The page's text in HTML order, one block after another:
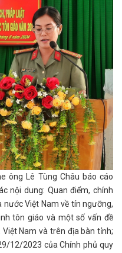
ông Lê Tùng Châu báo cáo
nội dung: Quan điểm, chính
Việt Nam về tín ngưỡng,
tôn giáo và một số vấn đề
Nam và trên địa bàn tỉnh;
12/2023 của Chính phủ quy